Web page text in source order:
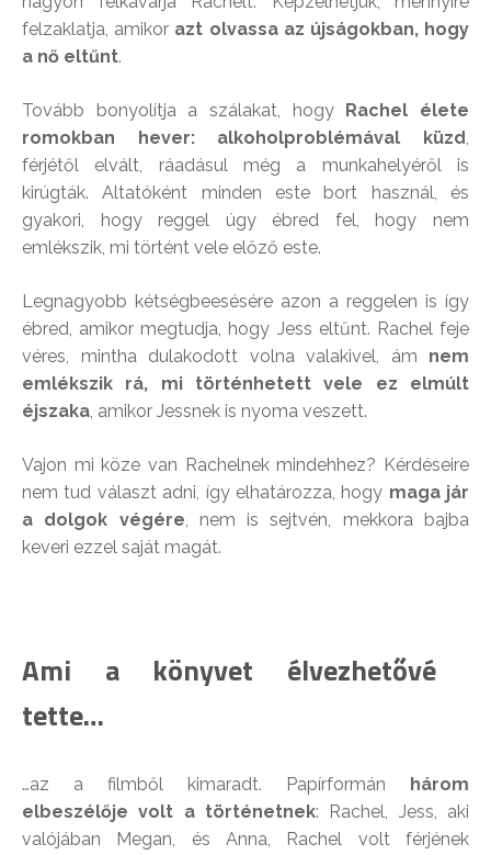
felzaklatja, amikor azt olvassa az újságokban, hogy
a nő eltűnt.
Tovább bonyolítja a szálakat, hogy
Rachel élete
romokban hever: alkoholproblémával küzd,
férjétől elvált, ráadásul még a munkahelyéről is
kirúgták. Altatóként minden este bort használ, és
gyakori, hogy reggel úgy ébred fel, hogy nem
emlékszik, mi történt vele előző este.
Legnagyobb kétségbeesésére azon a reggelen is így
ébred, amikor megtudja, hogy Jess eltűnt. Rachel feje
véres, mintha dulakodott volna valakivel, ám nem
emlékszik rá, mi történhetett vele ez elmúlt
éjszaka, amikor Jessnek is nyoma veszett.
Vajon mi köze van Rachelnek mindehhez? Kérdéseire
nem tud választ adni, így elhatározza, hogy maga jár
a dolgok végére, nem is sejtvén, mekkora bajba
keveri ezzel saját magát.
Ami a könyvet élvezhetővé
tette…
…az a filmből kimaradt. Papírformán három
elbeszélője volt a történetnek: Rachel, Jess, aki
valójában Megan, és Anna, Rachel volt férjének